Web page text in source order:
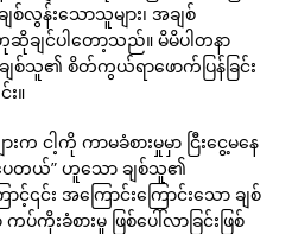
လွန်းသောသူများ၊ အချစ်
ချင်ပါတော့သည်။ မိမိပါတနာ
ချစ်သူ၏ စိတ်ကွယ်ရာဖောက်ပြန်ခြင်း
။
က ငါ့ကို ကာမခံစားမှုမှာ ငြီးငွေ့မနေ
ေတယ်” ဟူသော ချစ်သူ၏
င့်၎င်း အကြောင်းကြောင်းသော ချစ်
ကိုးခံစားမှု ဖြစ်ပေါ်လာခြင်းဖြစ်